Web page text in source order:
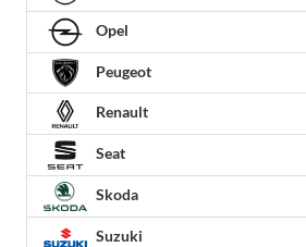
Opel
Peugeot
Renault
Seat
Skoda
Suzuki